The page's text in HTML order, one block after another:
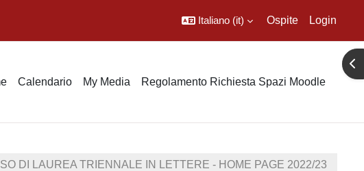
Italiano ‎(it)‎ Ospite Login
Calendario My Media Regolamento Richiesta Spazi Moodle
DI LAUREA TRIENNALE IN LETTERE - HOME PAGE 2022/23